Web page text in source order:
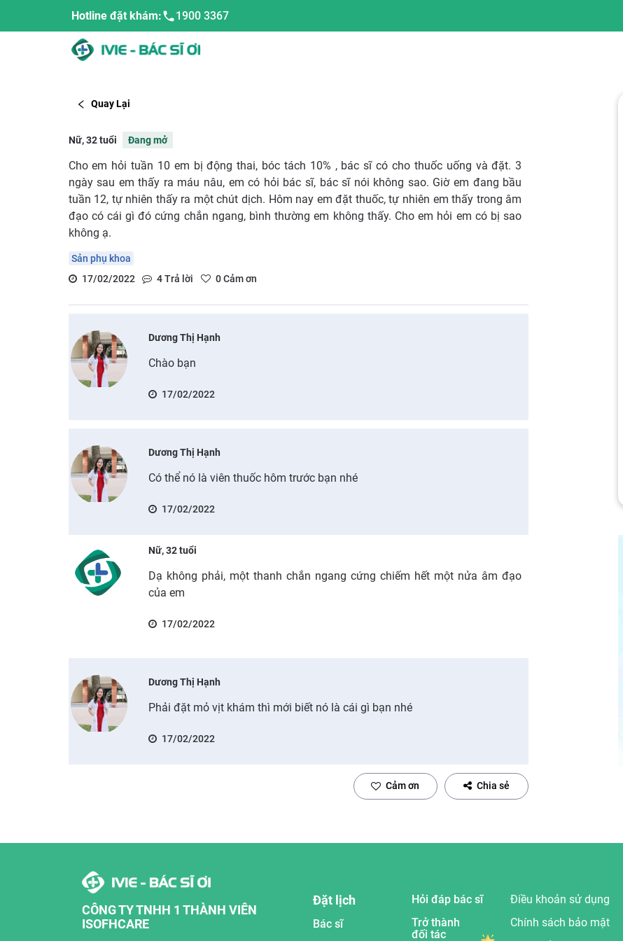
Hotline đặt khám: 1900 3367
Quay Lại
Nữ, 32 tuổi Đang mở
Cho em hỏi tuần 10 em bị động thai, bóc tách 10% , bác sĩ có cho thuốc uống và đặt. 3
ngày sau em thấy ra máu nâu, em có hỏi bác sĩ, bác sĩ nói không sao. Giờ em đang bầu
tuần 12, tự nhiên thấy ra một chút dịch. Hôm nay em đặt thuốc, tự nhiên em thấy trong âm
đạo có cái gì đó cứng chắn ngang, bình thường em không thấy. Cho em hỏi em có bị sao
không ạ.
Sản phụ khoa
17/02/2022
4Trả lời 0Cảm ơn
Dương Thị Hạnh
Chào bạn
17/02/2022
Dương Thị Hạnh
Có thể nó là viên thuốc hôm trước bạn nhé
17/02/2022
Nữ, 32 tuổi
Dạ không phải, một thanh chắn ngang cứng chiếm hết một nửa âm đạo
của em
17/02/2022
Dương Thị Hạnh
Phải đặt mỏ vịt khám thì mới biết nó là cái gì bạn nhé
17/02/2022
Cảm ơn Chia sẻ
CÔNG TY TNHH 1 THÀNH VIÊN
ISOFHCARE
Đặt lịch
Bác sĩ
Hỏi đáp bác sĩ
Trở thành
đối tác
Điều khoản sử dụng
Chính sách bảo mật